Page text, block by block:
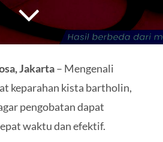
Jakarta– Mengenali
keparahan kista bartholin,
pengobatan dapat
waktu dan efektif.